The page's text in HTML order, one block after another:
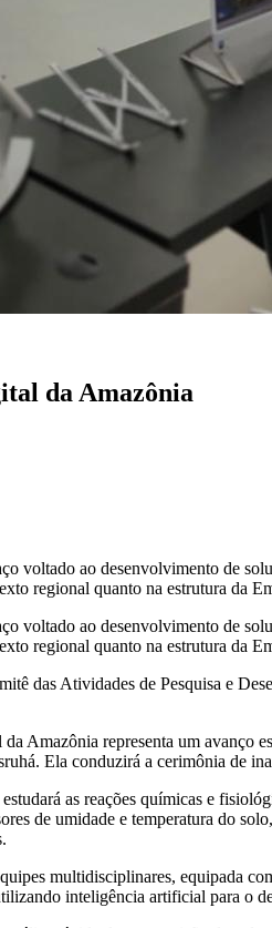
da Amazônia
ao desenvolvimento de
regional quanto na estrutura da
ao desenvolvimento de
regional quanto na estrutura da
das Atividades de Pesquisa e
representa um avanço
Ela conduzirá a cerimônia de
as reações químicas e
de umidade e temperatura do
multidisciplinares, equipada
inteligência artificial para o